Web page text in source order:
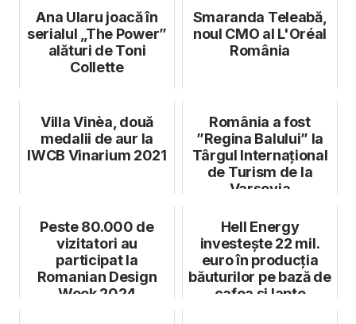
Ana Ularu joacă în
serialul „The Power”
alături de Toni
Collette
Smaranda Teleabă,
noul CMO al L'Oréal
România
Villa Vinèa, două
medalii de aur la
IWCB Vinarium 2021
România a fost
”Regina Balului” la
Târgul Internațional
de Turism de la
Varșovia
Peste 80.000 de
vizitatori au
participat la
Romanian Design
Week 2024
Hell Energy
investește 22 mil.
euro în producția
băuturilor pe bază de
cafea și lapte